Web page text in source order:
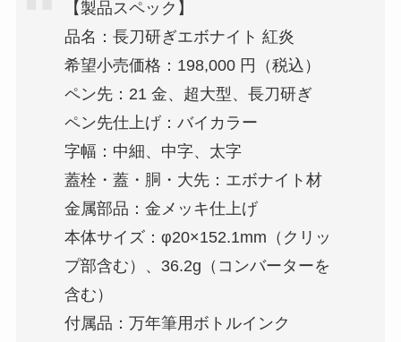
【製品スペック】
品名：長刀研ぎエボナイト 紅炎
希望小売価格：198,000 円（税込）
ペン先：21 金、超大型、長刀研ぎ
ペン先仕上げ：バイカラー
字幅：中細、中字、太字
蓋栓・蓋・胴・大先：エボナイト材
金属部品：金メッキ仕上げ
本体サイズ：φ20×152.1mm（クリッ
プ部含む）、36.2g（コンバーターを
含む）
付属品：万年筆用ボトルインク